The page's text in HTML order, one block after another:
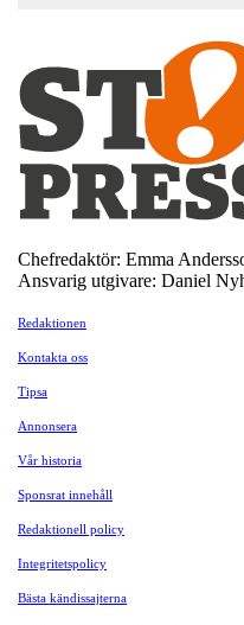
Chefredaktör: Emma
Ansvarig utgivare: Daniel
Redaktionen
Kontakta oss
Tipsa
Annonsera
Vår historia
Sponsrat innehåll
Redaktionell policy
Integritetspolicy
Bästa kändissajterna